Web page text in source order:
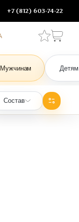
+7 (812) 603-74-22
Мужчинам Детям
Состав